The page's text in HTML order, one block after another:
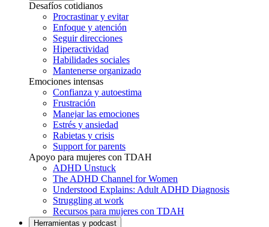
Desafíos cotidianos
Procrastinar y evitar
Enfoque y atención
Seguir direcciones
Hiperactividad
Habilidades sociales
Mantenerse organizado
Emociones intensas
Confianza y autoestima
Frustración
Manejar las emociones
Estrés y ansiedad
Rabietas y crisis
Support for parents
Apoyo para mujeres con TDAH
ADHD Unstuck
The ADHD Channel for Women
Understood Explains: Adult ADHD Diagnosis
Struggling at work
Recursos para mujeres con TDAH
Herramientas y podcast